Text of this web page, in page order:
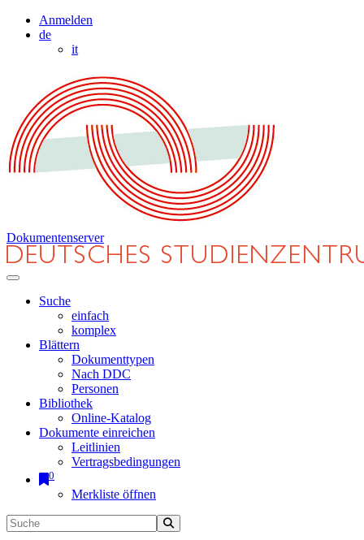
Anmelden
de
it
Dokumentenserver
Suche
einfach
komplex
Blättern
Dokumenttypen
Nach DDC
Personen
Bibliothek
Online-Katalog
Dokumente einreichen
Leitlinien
Vertragsbedingungen
0
Merkliste öffnen